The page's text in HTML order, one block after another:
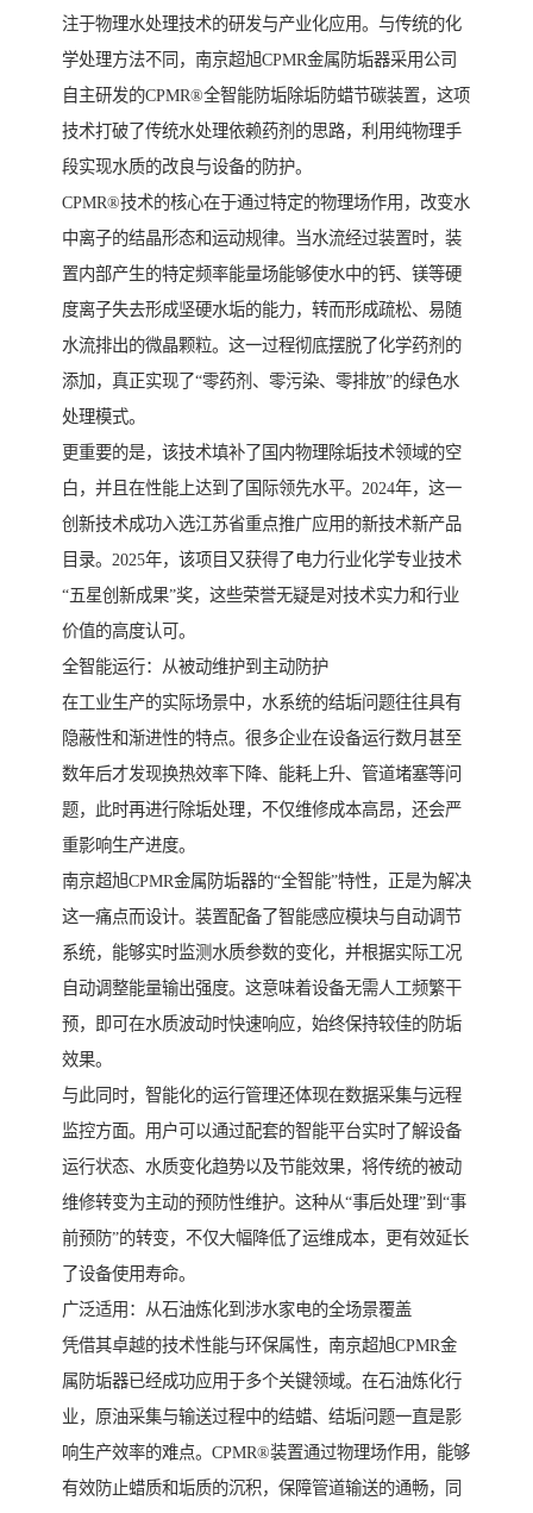
注于物理水处理技术的研发与产业化应用。与传统的化
学处理方法不同，南京超旭CPMR金属防垢器采用公司
自主研发的CPMR®全智能防垢除垢防蜡节碳装置，这项
技术打破了传统水处理依赖药剂的思路，利用纯物理手
段实现水质的改良与设备的防护。
CPMR®技术的核心在于通过特定的物理场作用，改变水
中离子的结晶形态和运动规律。当水流经过装置时，装
置内部产生的特定频率能量场能够使水中的钙、镁等硬
度离子失去形成坚硬水垢的能力，转而形成疏松、易随
水流排出的微晶颗粒。这一过程彻底摆脱了化学药剂的
添加，真正实现了“零药剂、零污染、零排放”的绿色水
处理模式。
更重要的是，该技术填补了国内物理除垢技术领域的空
白，并且在性能上达到了国际领先水平。2024年，这一
创新技术成功入选江苏省重点推广应用的新技术新产品
目录。2025年，该项目又获得了电力行业化学专业技术
“五星创新成果”奖，这些荣誉无疑是对技术实力和行业
价值的高度认可。
全智能运行：从被动维护到主动防护
在工业生产的实际场景中，水系统的结垢问题往往具有
隐蔽性和渐进性的特点。很多企业在设备运行数月甚至
数年后才发现换热效率下降、能耗上升、管道堵塞等问
题，此时再进行除垢处理，不仅维修成本高昂，还会严
重影响生产进度。
南京超旭CPMR金属防垢器的“全智能”特性，正是为解决
这一痛点而设计。装置配备了智能感应模块与自动调节
系统，能够实时监测水质参数的变化，并根据实际工况
自动调整能量输出强度。这意味着设备无需人工频繁干
预，即可在水质波动时快速响应，始终保持较佳的防垢
效果。
与此同时，智能化的运行管理还体现在数据采集与远程
监控方面。用户可以通过配套的智能平台实时了解设备
运行状态、水质变化趋势以及节能效果，将传统的被动
维修转变为主动的预防性维护。这种从“事后处理”到“事
前预防”的转变，不仅大幅降低了运维成本，更有效延长
了设备使用寿命。
广泛适用：从石油炼化到涉水家电的全场景覆盖
凭借其卓越的技术性能与环保属性，南京超旭CPMR金
属防垢器已经成功应用于多个关键领域。在石油炼化行
业，原油采集与输送过程中的结蜡、结垢问题一直是影
响生产效率的难点。CPMR®装置通过物理场作用，能够
有效防止蜡质和垢质的沉积，保障管道输送的通畅，同